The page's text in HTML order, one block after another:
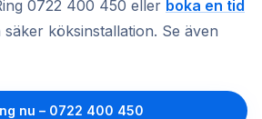
0722 400 450 eller boka en tid
köksinstallation. Se även
nu – 0722 400 450